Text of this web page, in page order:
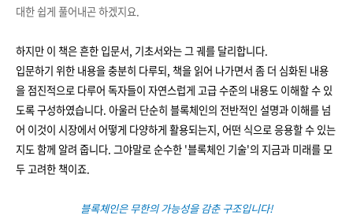
대한 쉽게 풀어내곤 하겠지요.
하지만 이 책은 흔한 입문서, 기초서와는 그 궤를 달리합니다.
입문하기 위한 내용을 충분히 다루되, 책을 읽어 나가면서 좀 더 심화된 내용
을 점진적으로 다루어 독자들이 자연스럽게 고급 수준의 내용도 이해할 수 있
도록 구성하였습니다. 아울러 단순히 블록체인의 전반적인 설명과 이해를 넘
어 이것이 시장에서 어떻게 다양하게 활용되는지, 어떤 식으로 응용할 수 있는
지도 함께 알려 줍니다. 그야말로 순수한 '블록체인 기술'의 지금과 미래를 모
두 고려한 책이죠.
블록체인은 무한의 가능성을 감춘 구조입니다!